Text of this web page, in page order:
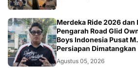
NASIONAL
Merdeka Ride 2026 dan
Pengarah Road Glid
Boys Indonesia Pusat
Persiapan Dimatangkan
Agustus 05, 2026